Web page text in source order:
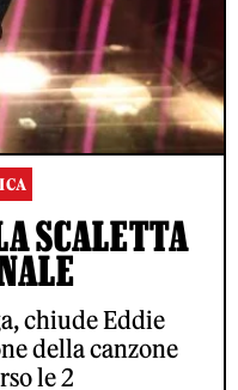
SCALETTA
chiude Eddie
della canzone
le 2